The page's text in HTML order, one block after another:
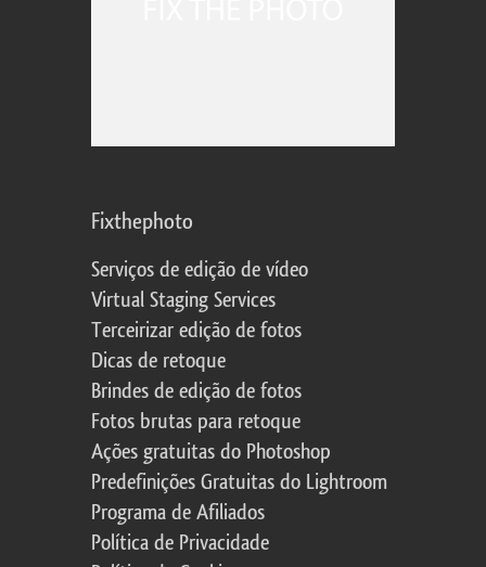
Fixthephoto
Serviços de edição de vídeo
Virtual Staging Services
Terceirizar edição de fotos
Dicas de retoque
Brindes de edição de fotos
Fotos brutas para retoque
Ações gratuitas do Photoshop
Predefinições Gratuitas do Lightroom
Programa de Afiliados
Política de Privacidade